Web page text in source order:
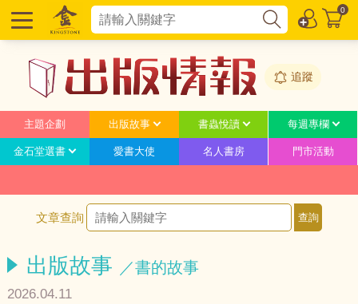
0
追蹤
主題企劃 出版故事 書蟲悅讀 每週專欄
金石堂選書 愛書大使 名人書房 門市活動
文章查詢
出版故事 ／書的故事
2026.04.11